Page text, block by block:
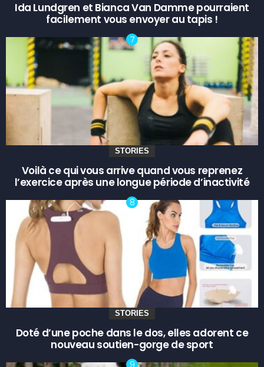
Ida Lundgren et Bianca Van Damme pourraient
facilement vous envoyer au tapis !
STORIES
Voilà ce qui vous arrive quand vous reprenez
l’exercice après une longue période d’inactivité
STORIES
Doté d’une poche dans le dos, elles adorent ce
nouveau soutien-gorge de sport